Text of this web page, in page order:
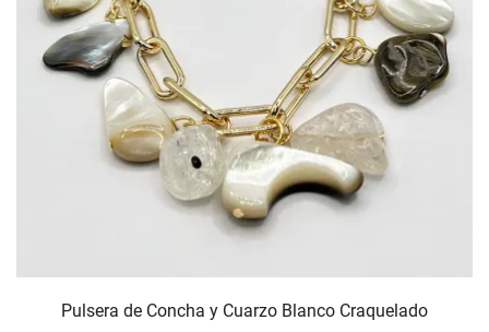
Pulsera de Concha y Cuarzo Blanco Craquelado